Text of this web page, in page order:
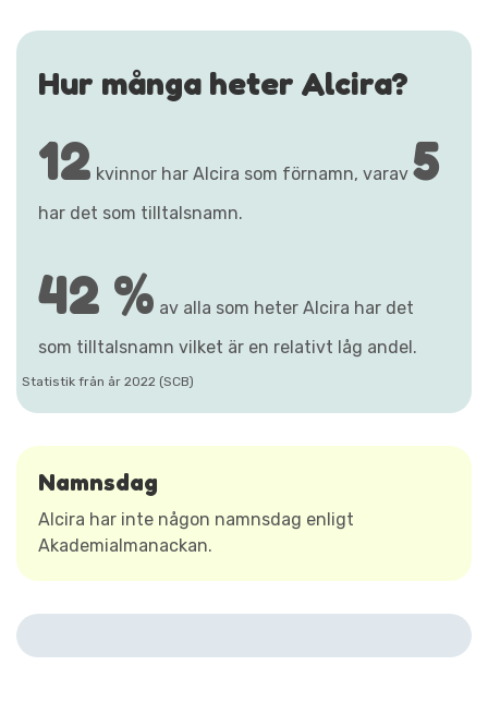
Hur många heter Alcira?
12 kvinnor har Alcira som förnamn, varav 5
har det som tilltalsnamn.
42 % av alla som heter Alcira har det
som tilltalsnamn vilket är en relativt låg andel.
Statistik från år 2022 (SCB)
Namnsdag
Alcira har inte någon namnsdag enligt
Akademialmanackan.